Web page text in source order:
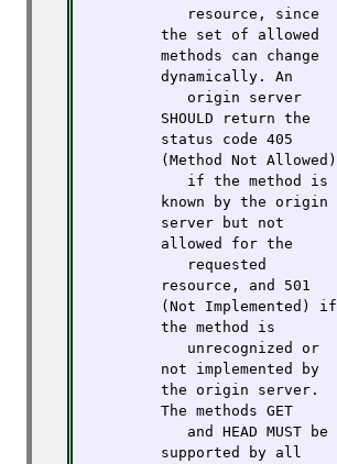
   resource, since
the set of allowed
methods can change
dynamically. An
   origin server
SHOULD return the
status code 405
(Method Not Allowed)
   if the method is
known by the origin
server but not
allowed for the
   requested
resource, and 501
(Not Implemented) if
the method is
   unrecognized or
not implemented by
the origin server.
The methods GET
   and HEAD MUST be
supported by all